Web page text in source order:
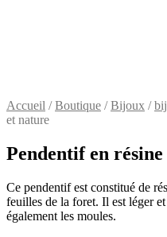
Accueil /Boutique /Bijoux /
et nature
Pendentif en
Ce pendentif est constitué de
feuilles de la foret. Il est léger
également les moules.